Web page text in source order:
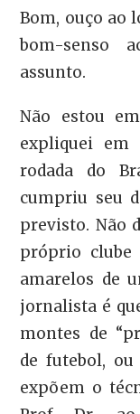
Bom, ouço ao
bom-senso
assunto.
Não estou
expliquei em
rodada do
cumpriu seu
previsto. Não
próprio clube
amarelos de
jornalista é
montes de
de futebol,
expõem o